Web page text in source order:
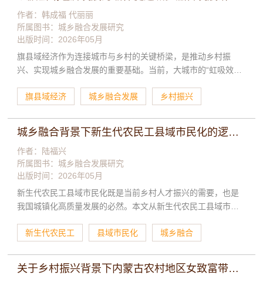
潜力；二是打通市民入乡通道，释放乡村多元价值。
作者：韩成福 代丽丽
所属图书： 城乡融合发展研究
出版时间：2026年05月
旗县域经济作为连接城市与乡村的关键桥梁，是推动乡村振
兴、实现城乡融合发展的重要基础。当前，大城市的“虹吸效应”
业的人才流失，对乡村治理效能的提升产生了阻碍。大力发展
在旗县域经济发展过程中，需要同步提升农村公共服务水平，
保障农村居民的生活品质，为城乡融合发展提供人力支持与社
会基础。本文围绕县域经济发展的重要价值，分析其在破解“虹
吸效应”、稳定人口结构以及改善农村公共服务等方面的作用，
探索推动旗县域经济与城乡融合协同发展的路径。
旗县域经济 城乡融合发展 乡村振兴
城乡融合背景下新生代农民工县域市民化的逻辑、困境与政策创新
作者：陆福兴
所属图书： 城乡融合发展研究
出版时间：2026年05月
新生代农民工县域市民化既是当前乡村人才振兴的需要，也是
我国城镇化高质量发展的必然。本文从新生代农民工县域市民
农民工县域市民化安居困境、创业就业困境、享受平等公共服
保障政策等五个方面提出了加快推进县域市民化的政策创新。
新生代农民工 县域市民化 城乡融合
关于乡村振兴背景下内蒙古农村地区女致富带头人发挥引领力的研究